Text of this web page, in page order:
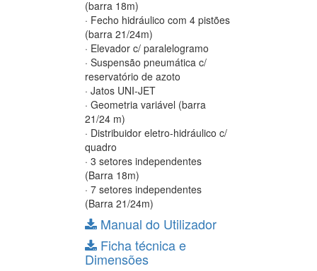
(barra 18m)
· Fecho hidráulico com 4 pistões
(barra 21/24m)
· Elevador c/ paralelogramo
· Suspensão pneumática c/
reservatório de azoto
· Jatos UNI-JET
· Geometria variável (barra
21/24 m)
· Distribuidor eletro-hidráulico c/
quadro
· 3 setores independentes
(Barra 18m)
· 7 setores independentes
(Barra 21/24m)
Manual do Utilizador
Ficha técnica e
Dimensões